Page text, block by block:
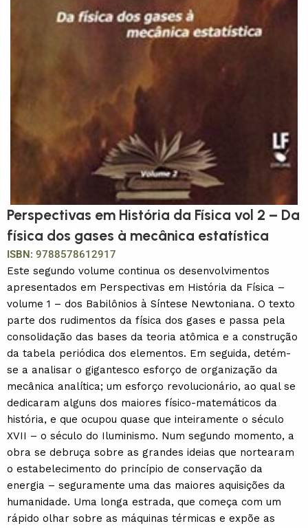
Perspectivas em História da Física vol 2 – Da
física dos gases à mecânica estatística
ISBN: 9788578612917
Este segundo volume continua os desenvolvimentos
apresentados em Perspectivas em História da Física –
volume 1 – dos Babilônios à Síntese Newtoniana. O texto
parte dos rudimentos da física dos gases e passa pela
consolidação das bases da teoria atômica e a construção
da tabela periódica dos elementos. Em seguida, detém-
se a analisar o gigantesco esforço de organização da
mecânica analítica; um esforço revolucionário, ao qual se
dedicaram alguns dos maiores físico-matemáticos da
história, e que ocupou quase que inteiramente o século
XVII – o século do Iluminismo. Num segundo momento, a
obra se debruça sobre as grandes ideias que nortearam
o estabelecimento do princípio de conservação da
energia – seguramente uma das maiores aquisições da
humanidade. Uma longa estrada, que começa com um
rápido olhar sobre as máquinas térmicas e expõe as